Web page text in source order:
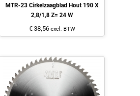
MTR-23 Cirkelzaagblad Hout 190 X
2,8/1,8 Z= 24 W
€ 38,56 excl. BTW